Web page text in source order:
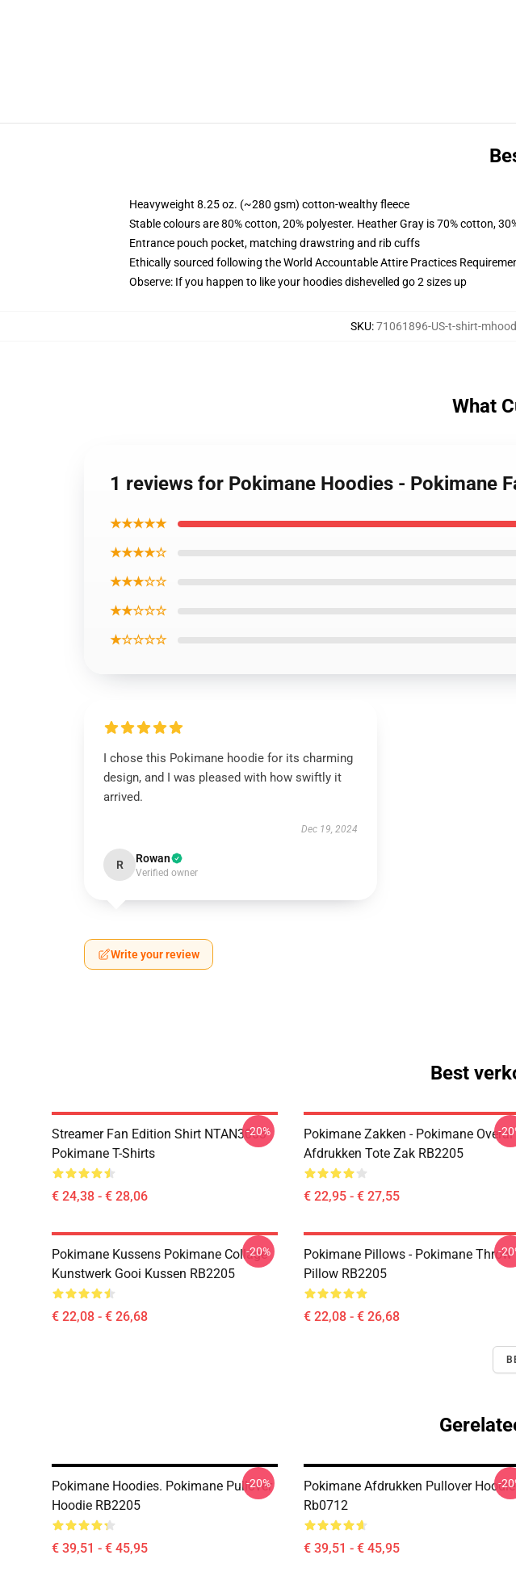
Heavyweight 8.25 oz. (~280 gsm) cotton-wealthy fleece
Stable colours are 80% cotton, 20% polyester. Heather Gray is 70% cotton,
Entrance pouch pocket, matching drawstring and rib cuffs
Ethically sourced following the World Accountable Attire Practices
Observe: If you happen to like your hoodies dishevelled go 2 sizes up
SKU:71061896-US-t-shirt-
What
1 reviews for Pokimane Hoodies - Pokimane
★★★★★
★★★★☆
★★★☆☆
★★☆☆☆
★☆☆☆☆
I chose this Pokimane hoodie for its charming
design, and I was pleased with how swiftly it
arrived.
Dec 19, 2024
R Rowan
Verified owner
Write your review
Best
Streamer Fan Edition Shirt NTAN3003
Pokimane T-Shirts
€ 24,38 - € 28,06
-20%
Pokimane Zakken - Pokimane Overal
Afdrukken Tote Zak RB2205
€ 22,95 - € 27,55
-
Pokimane Kussens Pokimane Collage
Kunstwerk Gooi Kussen RB2205
€ 22,08 - € 26,68
-20%
Pokimane Pillows - Pokimane Throw
Pillow RB2205
€ 22,08 - € 26,68
-
Pokimane Hoodies. Pokimane Pullover
Hoodie RB2205
€ 39,51 - € 45,95
-20%
Pokimane Afdrukken Pullover Hoodie
Rb0712
€ 39,51 - € 45,95
-